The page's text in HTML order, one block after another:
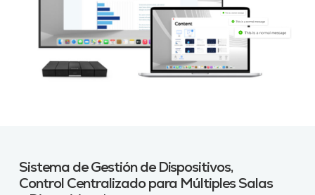
Sistema de Gestión de Dispositivos,
Control Centralizado para Múltiples Salas